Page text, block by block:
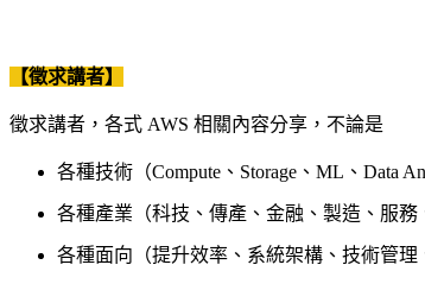
【徵求講者】
徵求講者，各式 AWS 相關內容分享，不論是
各種技術（Compute、Storage、ML、Data
各種產業（科技、傳產、金融、製造、服務
各種面向（提升效率、系統架構、技術管理